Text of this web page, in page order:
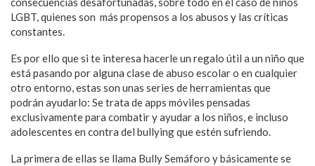
LGBT, quienes son más propensos a los abusos y las críticas
constantes.
Es por ello que si te interesa hacerle un regalo útil a un niño que
está pasando por alguna clase de abuso escolar o en cualquier
otro entorno, estas son unas series de herramientas que
podrán ayudarlo: Se trata de apps móviles pensadas
exclusivamente para combatir y ayudar a los niños, e incluso
adolescentes en contra del bullying que estén sufriendo.
La primera de ellas se llama Bully Semáforo y básicamente se